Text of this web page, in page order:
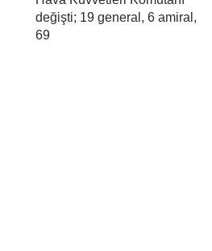
değişti; 19 general, 6 amiral,
69